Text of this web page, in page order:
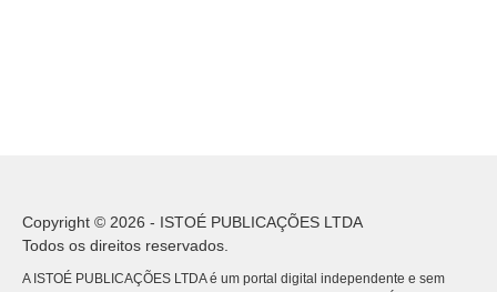
Copyright © 2026 - ISTOÉ PUBLICAÇÕES LTDA
Todos os direitos reservados.
A ISTOÉ PUBLICAÇÕES LTDA é um portal digital independente e sem